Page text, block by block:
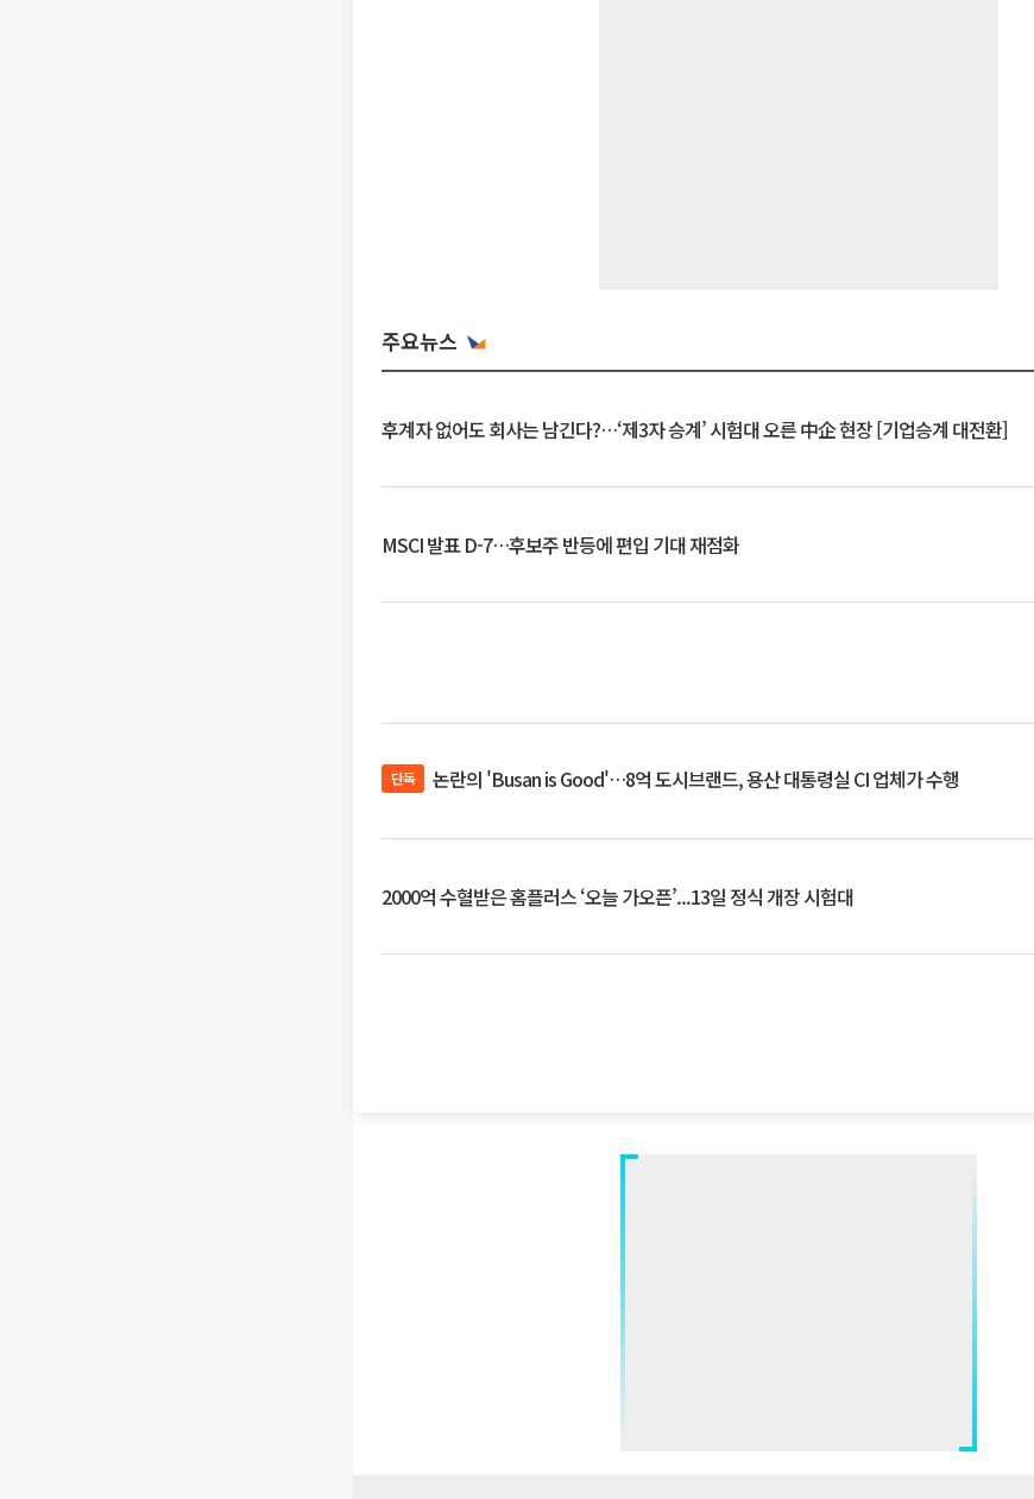
주요뉴스
후계자 없어도 회사는 남긴다?…‘제3자 승계’ 시험대 오른 中企 현장 [기업승계 대전환]
MSCI 발표 D-7…후보주 반등에 편입 기대 재점화
단독 논란의 'Busan is Good'…8억 도시브랜드, 용산 대통령실 CI 업체가 수행
2000억 수혈받은 홈플러스 ‘오늘 가오픈’...13일 정식 개장 시험대